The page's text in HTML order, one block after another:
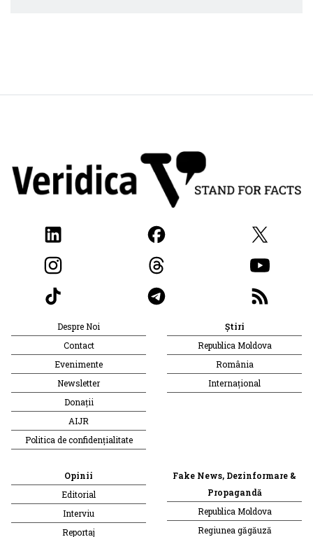
Despre Noi
Contact
Evenimente
Newsletter
Donații
AIJR
Politica de confidențialitate
Știri
Republica Moldova
România
Internațional
Opinii
Editorial
Interviu
Reportaj
Fake News, Dezinformare &
Propagandă
Republica Moldova
Regiunea găgăuză